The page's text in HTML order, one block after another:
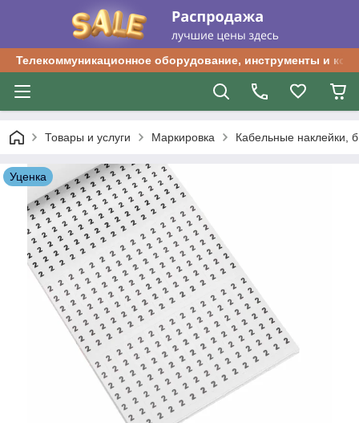
Телекоммуникационное оборудование, инструменты и
Товары и услуги Маркировка Кабельные наклейки,
Уценка